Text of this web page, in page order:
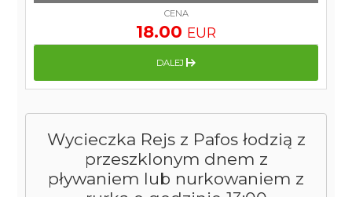
Wycieczka Rejs z Pafos łodzią z
przeszklonym dnem z
pływaniem lub nurkowaniem z
CENA
18.00 EUR
DALEJ